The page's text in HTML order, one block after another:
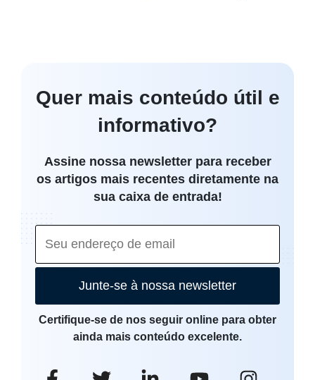
Quer mais conteúdo útil e
informativo?
Assine nossa newsletter para receber
os artigos mais recentes diretamente na
sua caixa de entrada!
Junte-se à nossa newsletter
Certifique-se de nos seguir online para obter
ainda mais conteúdo excelente.